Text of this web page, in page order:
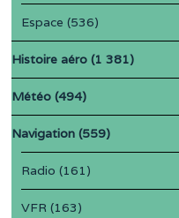
Espace (536)
Histoire aéro (1 381)
Météo (494)
Navigation (559)
Radio (161)
VFR (163)